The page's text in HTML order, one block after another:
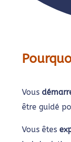
Vous
être guidé
Vous êtes